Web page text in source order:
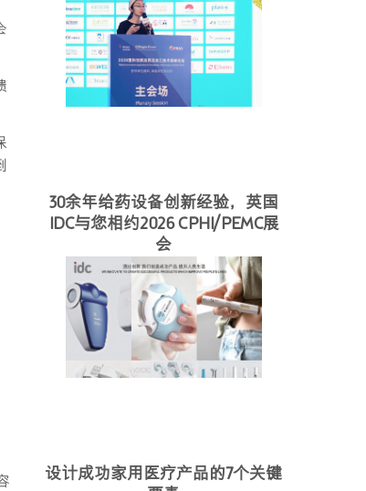
30余年给药设备创新经验，英国
IDC与您相约2026 CPHI/PEMC展
会
设计成功家用医疗产品的7个关键